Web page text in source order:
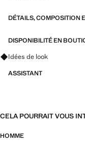
DÉTAILS, COMPOSITION
DISPONIBILITÉ EN
Renseignez-vous sur les
Idées de look
ASSISTANT
CELA POURRAIT VOUS
HOMME